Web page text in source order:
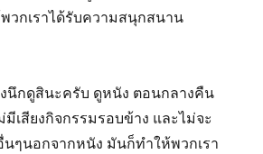
วกเราได้รับความสนุกสนาน
นึกดูสินะครับ ดูหนัง ตอนกลางคืน
เสียงกิจกรรมรอบข้าง และไม่จะ
นๆนอกจากหนัง มันก็ทำให้พวกเรา